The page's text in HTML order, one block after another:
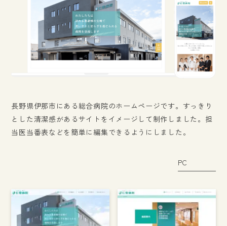
長野県伊那市にある総合病院のホームページです。すっきり
とした清潔感があるサイトをイメージして制作しました。担
当医当番表などを簡単に編集できるようにしました。
PC